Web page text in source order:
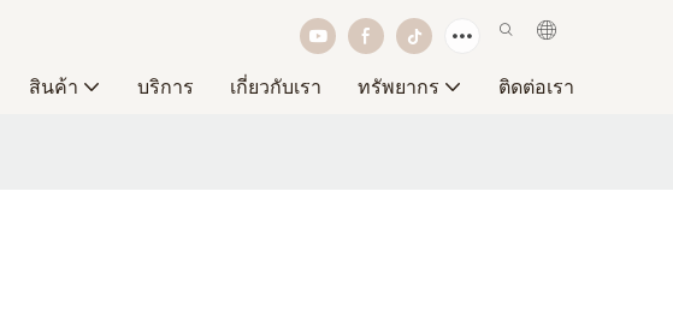
สินค้า บริการ เกี่ยวกับเรา ทรัพยากร ติดต่อเรา